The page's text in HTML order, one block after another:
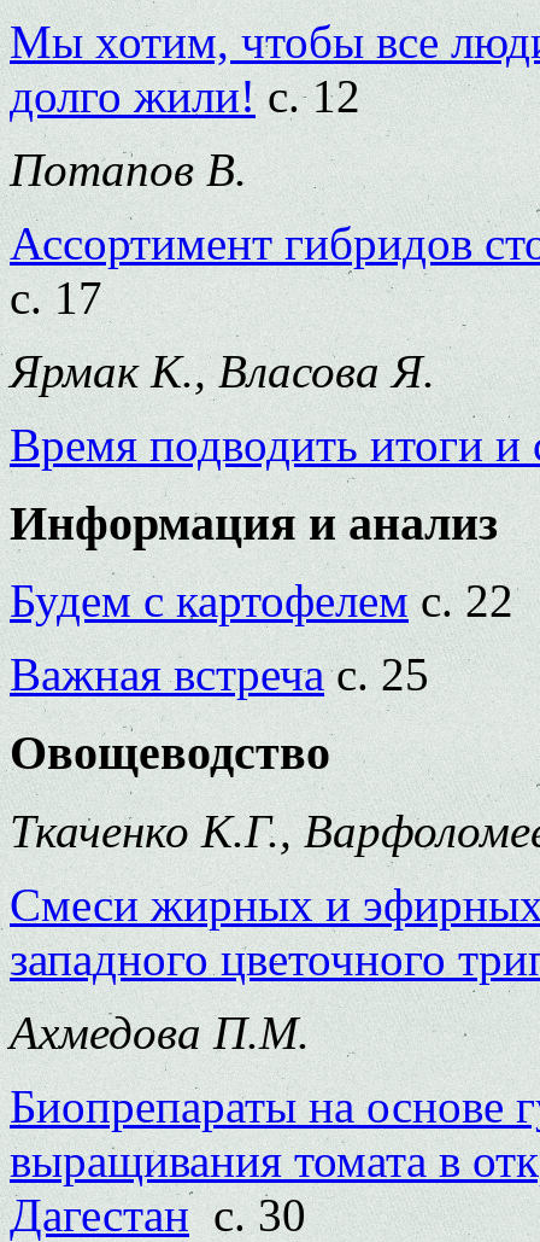
Мы хотим, чтобы все
долго жили!с. 12
Потапов В.
Ассортимент гибридов
с. 17
Ярмак К., Власова Я.
Время подводить итоги и
Информация и анализ
Будем с картофелемс. 22
Важная встречас. 25
Овощеводство
Ткаченко К.Г.,
Cмеси жирных и эфирных
западного цветочного
Ахмедова П.М.
Биопрепараты на основе
выращивания томата в
Дагестанс. 30